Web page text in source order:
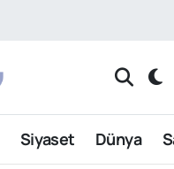
Siyaset Dünya